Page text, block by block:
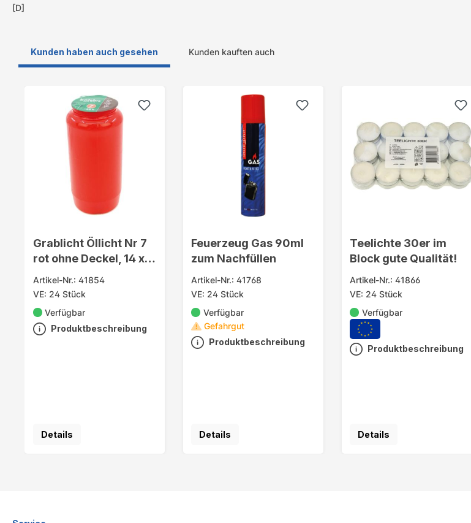
[D]
Kunden haben auch gesehen Kunden kauften auch
Grablicht Öllicht Nr 7
rot ohne Deckel, 14 x
6cm
Artikel-Nr.: 41854
VE: 24 Stück
Verfügbar
Produktbeschreibung
Details
Feuerzeug Gas 90ml
zum Nachfüllen
Artikel-Nr.: 41768
VE: 24 Stück
Verfügbar
Gefahrgut
Produktbeschreibung
Details
Teelichte 30er im
Block gute Qualität!
Artikel-Nr.: 41866
VE: 24 Stück
Verfügbar
Produktbeschreibung
Details